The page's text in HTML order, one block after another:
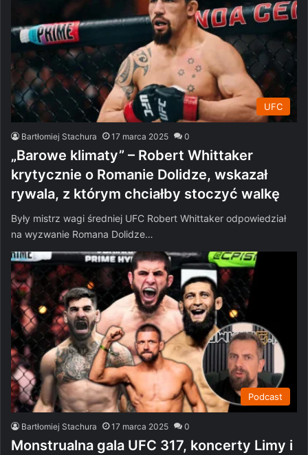
UFC
Bartłomiej Stachura 17 marca 2025 0
„Barowe klimaty” – Robert Whittaker
krytycznie o Romanie Dolidze, wskazał
rywala, z którym chciałby stoczyć walkę
Były mistrz wagi średniej UFC Robert Whittaker odpowiedział
na wyzwanie Romana Dolidze…
Podcast
Bartłomiej Stachura 17 marca 2025 0
Monstrualna gala UFC 317, koncerty Limy i